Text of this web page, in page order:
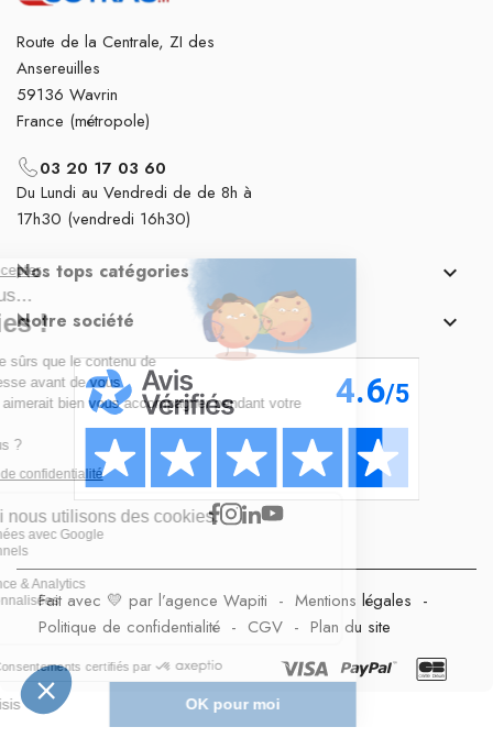
Route de la Centrale, ZI des
Ansereuilles
59136 Wavrin
France (métropole)
03 20 17 03 60
Du Lundi au Vendredi de de 8h à
17h30 (vendredi 16h30)
Nos tops catégories 
Notre société 
Fait avec 💛 par l’agence Wapiti - Mentions légales -
Politique de confidentialité - CGV - Plan du site